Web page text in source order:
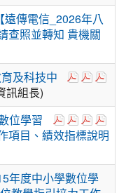
傳電信_2026年八
查照並轉知 貴機關
於彈跳
於彈
及科技中
訊組長)
於彈跳視
於彈跳
於彈
位學習
項目、績效指標說明
年度中小學數位學